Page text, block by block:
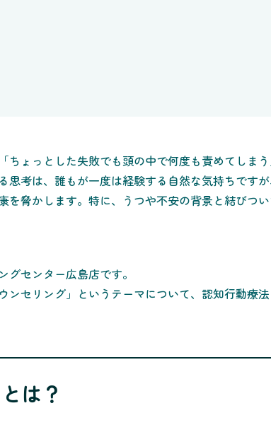
ちょっとした失敗でも頭の中で何度も責めてし
思考は、誰もが一度は経験する自然な気持ちです
を脅かします。特に、うつや不安の背景と結びつ
センター広島店です。
ンセリング」というテーマについて、認知行動療
は？